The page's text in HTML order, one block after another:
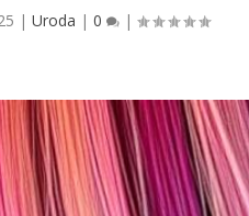
| Uroda | 0 |